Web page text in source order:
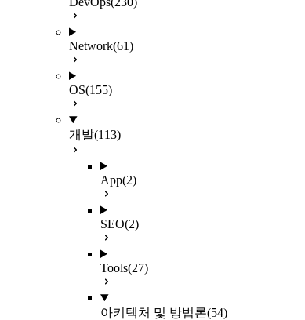
Network(61)
OS(155)
개발(113)
App(2)
SEO(2)
Tools(27)
아키텍처 및 방법론(54)